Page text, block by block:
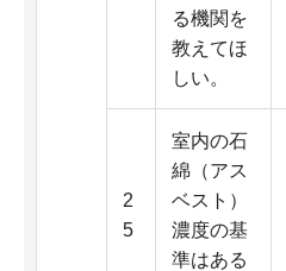
る機関を
教えてほ
しい。
2
5
室内の石
綿（アス
ベスト）
濃度の基
準はある